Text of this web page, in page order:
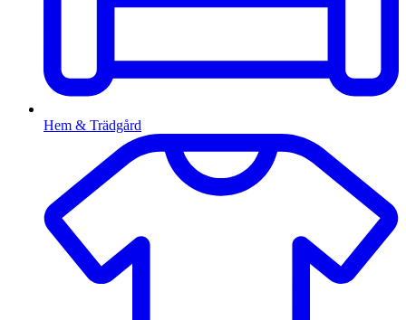
Hem & Trädgård